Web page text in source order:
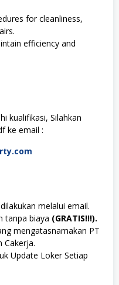
for cleanliness,
efficiency and
kualifikasi, Silahkan
ke email :
melalui email.
tanpa biaya (GRATIS!!!).
mengatasnamakan PT
Cakerja.
Update Loker Setiap